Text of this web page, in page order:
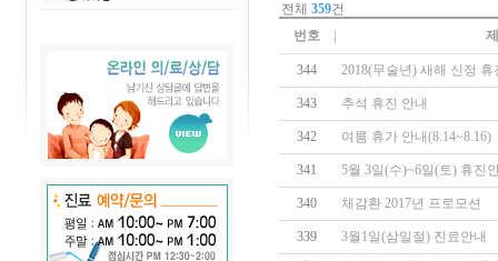
전체 359건
번호
344 2018(무술년) 새해 신정 휴
343 추석 휴진 안내
342 여름 휴가 안내(8.14~8.16)
341 5월 3일(수)~6일(토) 휴진
340 체감환 2017년 프로모션
339 3월1일(삼일절) 진료안내